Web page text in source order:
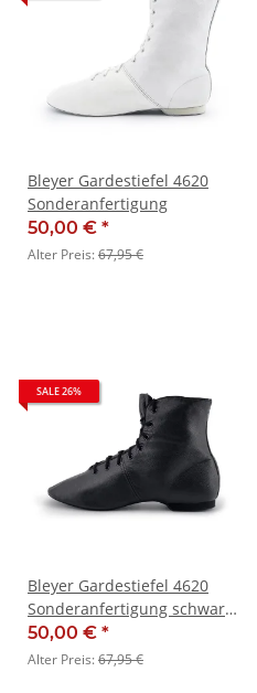
Bleyer Gardestiefel 4620
Sonderanfertigung
50,00 € *
Alter Preis:67,95 €
SALE 26%
Bleyer Gardestiefel 4620
Sonderanfertigung schwarz
mit schwarzer Sohle
50,00 € *
Alter Preis:67,95 €